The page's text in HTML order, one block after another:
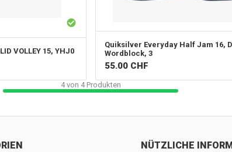
VOLLEY 15, YHJ0
Quiksilver Everyday Half Jam 16,
Wordblock, 3
55.00 CHF
4von 4Produkten
NÜTZLICHE